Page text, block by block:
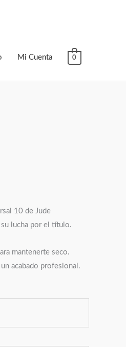
Mi Cuenta 0
10 de Jude
su lucha por el título.
mantenerte seco.
acabado profesional.